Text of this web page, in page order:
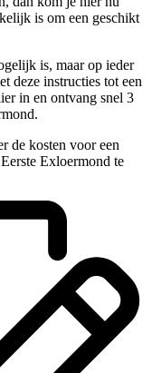
is om een geschikt
is, maar op ieder
deze instructies tot een
in en ontvang snel 3
de kosten voor een
Exloermond te